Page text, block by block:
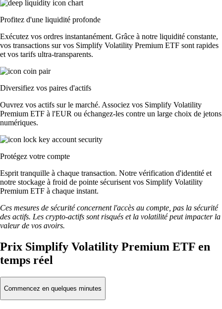
Profitez d'une liquidité profonde
Exécutez vos ordres instantanément. Grâce à notre liquidité constante,
vos transactions sur vos Simplify Volatility Premium ETF sont rapides
et vos tarifs ultra-transparents.
Diversifiez vos paires d'actifs
Ouvrez vos actifs sur le marché. Associez vos Simplify Volatility
Premium ETF à l'EUR ou échangez-les contre un large choix de jetons
numériques.
Protégez votre compte
Esprit tranquille à chaque transaction. Notre vérification d'identité et
notre stockage à froid de pointe sécurisent vos Simplify Volatility
Premium ETF à chaque instant.
Ces mesures de sécurité concernent l'accès au compte, pas la sécurité
des actifs. Les crypto-actifs sont risqués et la volatilité peut impacter la
valeur de vos avoirs.
Prix Simplify Volatility Premium ETF en
temps réel
Commencez en quelques minutes